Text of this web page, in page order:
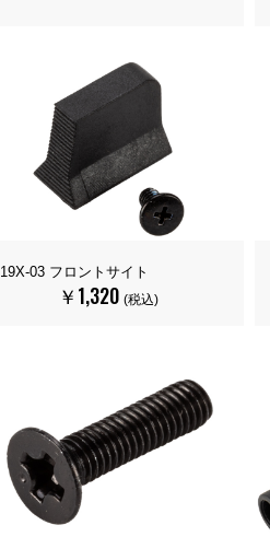
03 フロントサイト
￥1,320 (税込)